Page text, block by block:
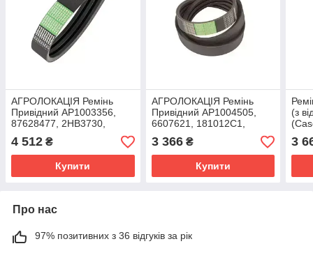
АГРОЛОКАЦІЯ Ремінь
Привідний AP1003356,
87628477, 2HB3730,
86627796, 6448890,
0617001 Optibelt
(унікальний ID:
4 512 ₴
Купити
АГРОЛОКАЦІЯ Ремінь
Привідний AP1004505,
6607621, 181012C1,
2HB2406 Optibelt
(унікальний ID:
AP1004505)
3 366₴
Купити
(з
3
Про нас
97% позитивних з 36 відгуків за рік